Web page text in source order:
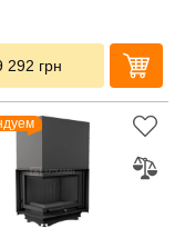
292 грн